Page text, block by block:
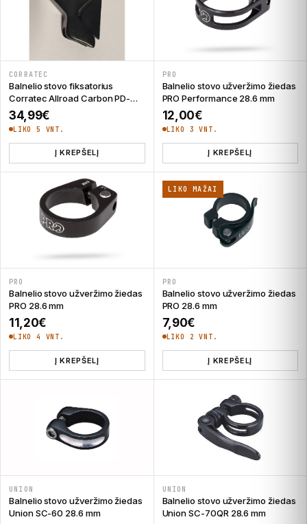
CORRATEC
Balnelio stovo fiksatorius
Corratec Allroad Carbon PD-
SC-15
34,99€
LIKO 5 VNT.
Į KREPŠELĮ
PRO
Balnelio stovo užveržimo žiedas
PRO Performance 28.6 mm
12,00€
LIKO 3 VNT.
Į KREPŠELĮ
PRO
Balnelio stovo užveržimo žiedas
PRO 28.6 mm
11,20€
LIKO 4 VNT.
Į KREPŠELĮ
LIKO MAŽAI
PRO
Balnelio stovo užveržimo žiedas
PRO 28.6 mm
7,90€
LIKO 2 VNT.
Į KREPŠELĮ
UNION
Balnelio stovo užveržimo žiedas
Union SC-60 28.6 mm
UNION
Balnelio stovo užveržimo žiedas
Union SC-70QR 28.6 mm